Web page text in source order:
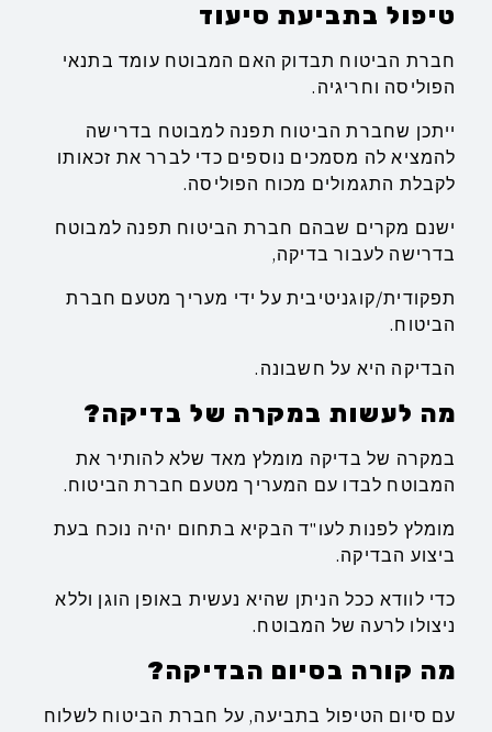
טיפול בתביעת סיעוד
חברת הביטוח תבדוק האם המבוטח עומד בתנאי
הפוליסה וחריגיה.
ייתכן שחברת הביטוח תפנה למבוטח בדרישה
להמציא לה מסמכים נוספים כדי לברר את זכאותו
לקבלת התגמולים מכוח הפוליסה.
ישנם מקרים שבהם חברת הביטוח תפנה למבוטח
בדרישה לעבור בדיקה,
תפקודית/קוגניטיבית על ידי מעריך מטעם חברת
הביטוח.
הבדיקה היא על חשבונה.
מה לעשות במקרה של בדיקה?
במקרה של בדיקה מומלץ מאד שלא להותיר את
המבוטח לבדו עם המעריך מטעם חברת הביטוח.
מומלץ לפנות לעו"ד הבקיא בתחום יהיה נוכח בעת
ביצוע הבדיקה.
כדי לוודא ככל הניתן שהיא נעשית באופן הוגן וללא
ניצולו לרעה של המבוטח.
מה קורה בסיום הבדיקה?
עם סיום הטיפול בתביעה, על חברת הביטוח לשלוח